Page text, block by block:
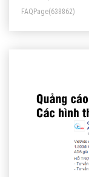
FAQPage(638862)